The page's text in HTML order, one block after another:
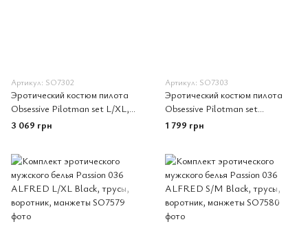
Артикул: SO7302
Эротический костюм пилота
Obsessive Pilotman set L/XL,
боксеры, манжеты, воротник с
галстуком, очки
3 069 грн
Артикул: SO7303
Эротический костюм пилота
Obsessive Pilotman set
2XL/3XL, боксеры, манжеты,
воротник с галстуком, оч
1 799 грн